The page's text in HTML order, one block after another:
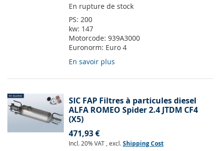
En rupture de stock
PS: 200
kw: 147
Motorcode: 939A3000
Euronorm: Euro 4
En savoir plus
SIC FAP Filtres à particules diesel
ALFA ROMEO Spider 2.4 JTDM CF4
(X5)
471,93 €
Incl. 20% VAT , excl.Shipping Cost